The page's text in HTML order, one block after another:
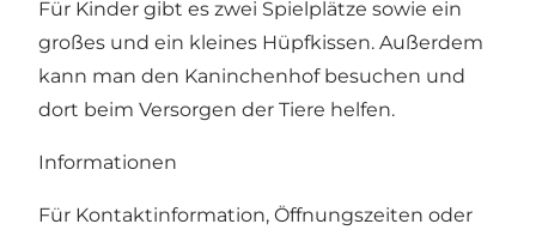
Für Kinder gibt es zwei Spielplätze sowie ein
großes und ein kleines Hüpfkissen. Außerdem
kann man den Kaninchenhof besuchen und
dort beim Versorgen der Tiere helfen.
Informationen
Für Kontaktinformation, Öffnungszeiten oder